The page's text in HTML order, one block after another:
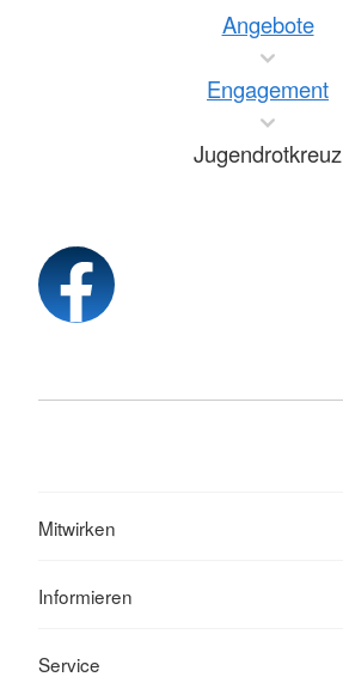
Angebote
Engagement
Jugendrotkreuz
Mitwirken
Informieren
Service